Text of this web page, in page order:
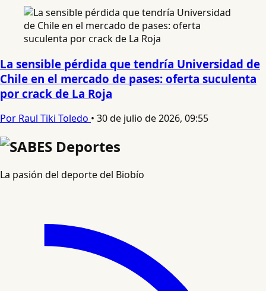
La sensible pérdida que tendría Universidad de
Chile en el mercado de pases: oferta suculenta
por crack de La Roja
Por Raul Tiki Toledo • 30 de julio de 2026, 09:55
La pasión del deporte del Biobío